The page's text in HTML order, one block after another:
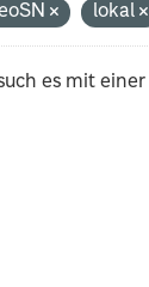
lokal
es mit